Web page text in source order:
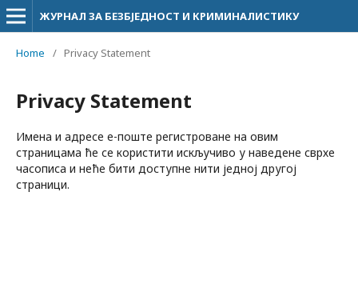
ЖУРНАЛ ЗА БЕЗБЈЕДНОСТ И КРИМИНАЛИСТИКУ
Home / Privacy Statement
Privacy Statement
Имена и адресе e-поште регистроване на овим
страницама ће се користити искључиво у наведене сврхе
часописа и неће бити доступне нити једној другој
страници.